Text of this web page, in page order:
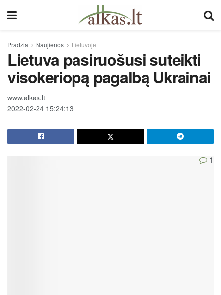
Pradžia Naujienos Lietuvoje
Lietuva pasiruošusi suteikti
visokeriopą pagalbą Ukrainai
www.alkas.lt
2022-02-24 15:24:13
1